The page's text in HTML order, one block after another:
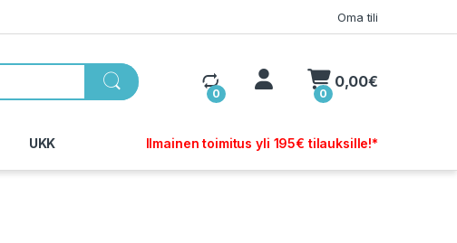
Oma tili
0
My Account
0
0,00€
UKK Ilmainen toimitus yli 195€ tilauksille!*